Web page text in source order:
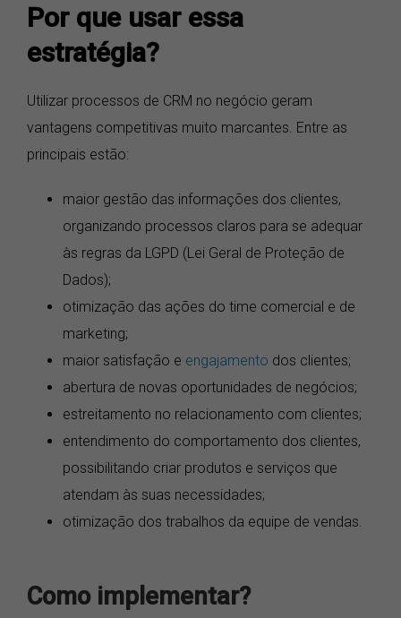
Por que usar essa
estratégia?
Utilizar processos de CRM no negócio geram
vantagens competitivas muito marcantes. Entre as
principais estão:
maior gestão das informações dos clientes,
organizando processos claros para se adequar
às regras da LGPD (Lei Geral de Proteção de
Dados);
otimização das ações do time comercial e de
marketing;
maior satisfação e engajamento dos clientes;
abertura de novas oportunidades de negócios;
estreitamento no relacionamento com clientes;
entendimento do comportamento dos clientes,
possibilitando criar produtos e serviços que
atendam às suas necessidades;
otimização dos trabalhos da equipe de vendas.
Como implementar?